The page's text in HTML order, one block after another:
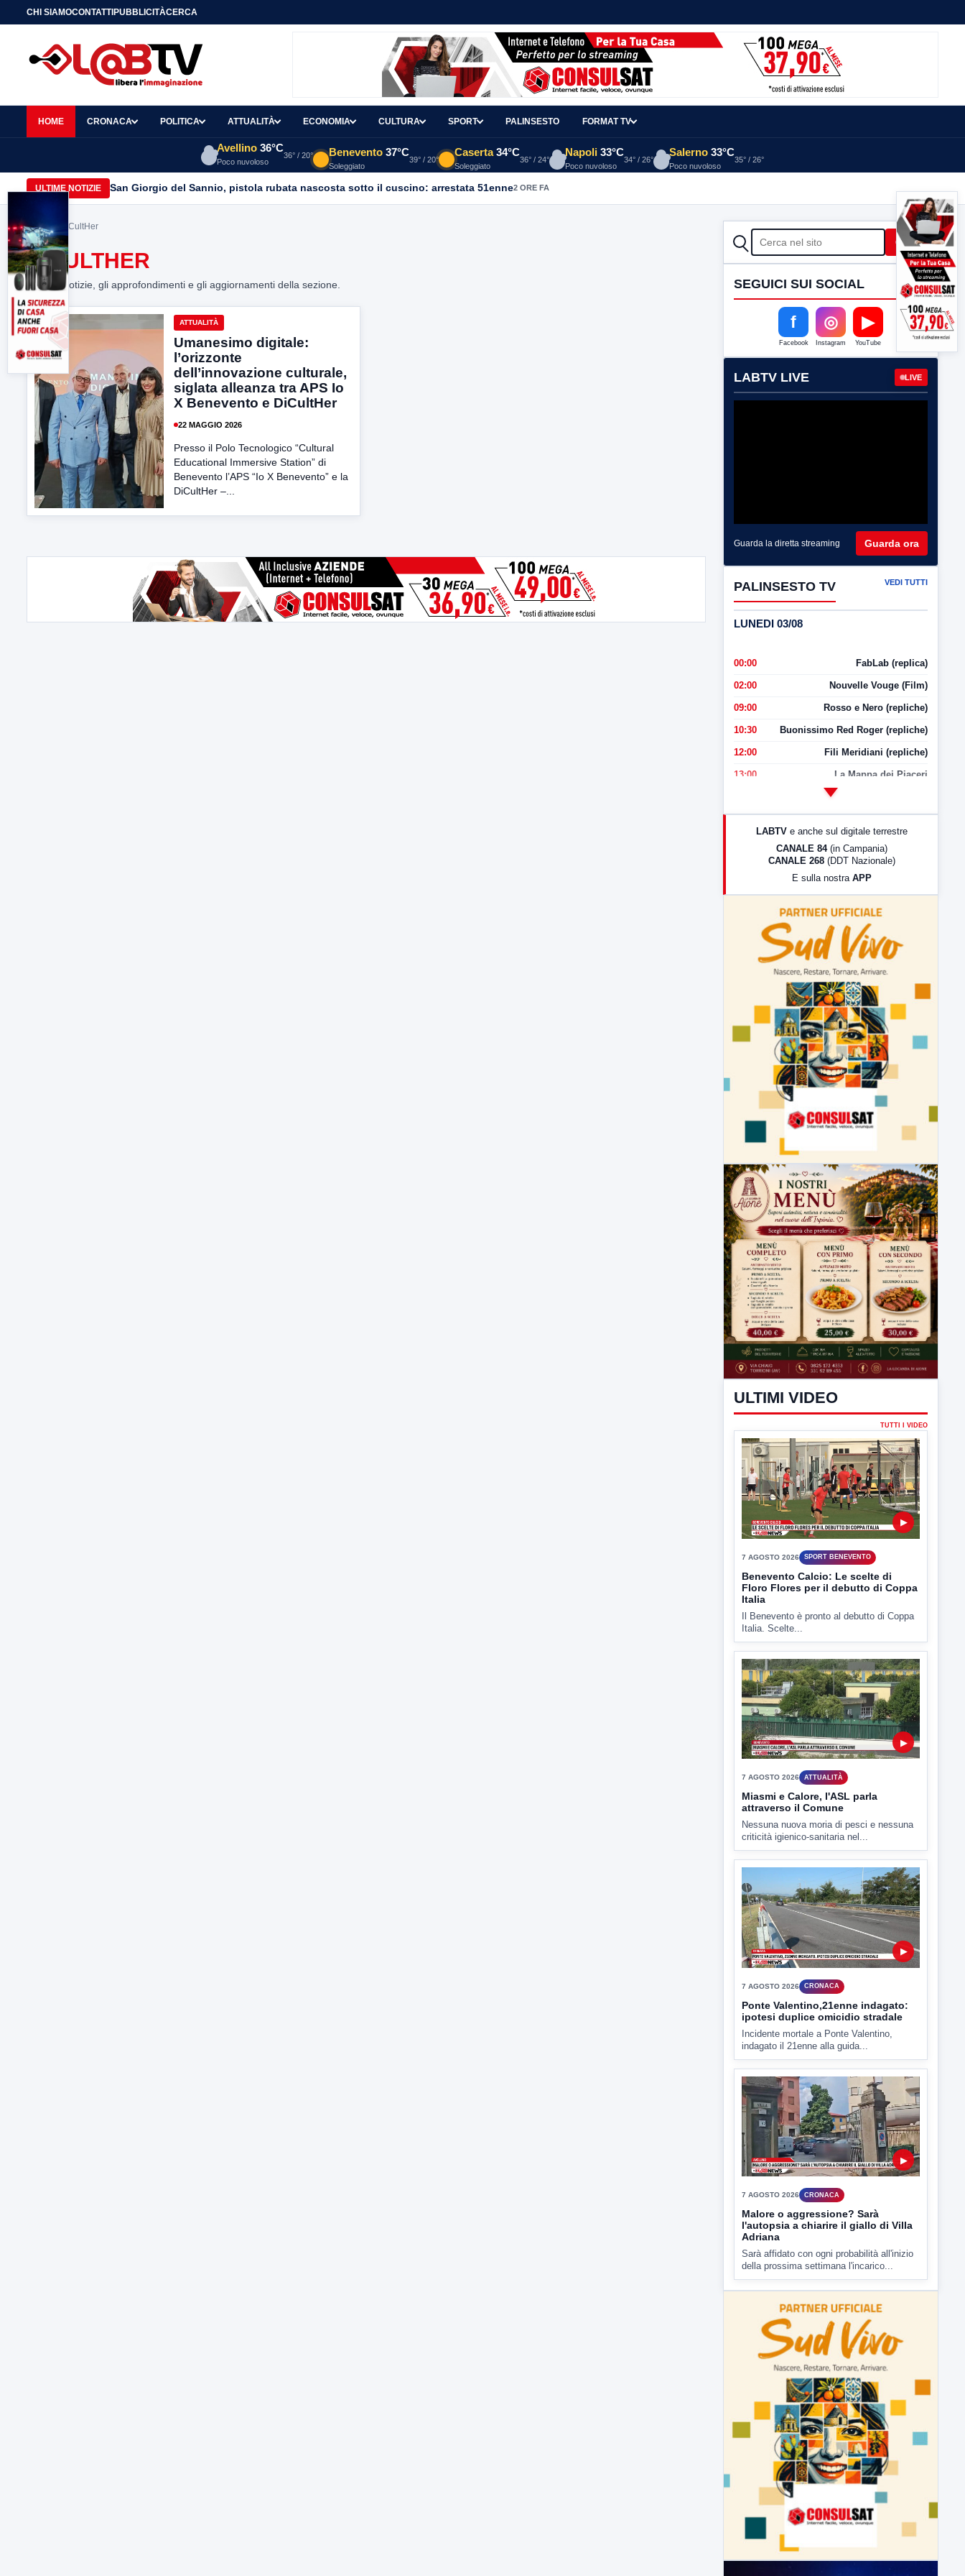
CHI SIAMOCONTATTIPUBBLICITÀCERCA
HOME CRONACA POLITICA ATTUALITÀ ECONOMIA CULTURA SPORT PALINSESTO FORMAT TV
Avellino 36°C
Poco nuvoloso
36° / 20° Benevento 37°C
Soleggiato
39° / 20°
Caserta 34°C
Soleggiato
36° / 24°
Napoli 33°C
Poco nuvoloso
34° / 26°
Salerno 33°C
Poco nuvoloso
35° / 26°
ULTIME NOTIZIE San Giorgio del Sannio, pistola rubata nascosta sotto il cuscino: arrestata 51enne2 ORE FA
Home> DiCultHer
DICULTHER
Tutte le notizie, gli approfondimenti e gli aggiornamenti della sezione.
ATTUALITÀ
Umanesimo digitale:
l’orizzonte
dell’innovazione culturale,
siglata alleanza tra APS Io
X Benevento e DiCultHer
22 MAGGIO 2026
Presso il Polo Tecnologico “Cultural
Educational Immersive Station” di
Benevento l’APS “Io X Benevento” e la
DiCultHer –...
CERCA Cerca
SEGUICI SUI SOCIAL
f
Facebook
◎
Instagram
▶
YouTube
LABTV LIVE LIVE
Guarda la diretta streaming Guarda ora
PALINSESTO TV VEDI TUTTI
LUNEDI 03/08
00:00 FabLab (replica)
02:00 Nouvelle Vouge (Film)
09:00 Rosso e Nero (repliche)
10:30 Buonissimo Red Roger (repliche)
12:00 Fili Meridiani (repliche)
13:00 La Mappa dei Piaceri
LabNews (Diretta)
LabNews (replica)
LABTV e anche sul digitale terrestre
CANALE 84 (in Campania)
CANALE 268 (DDT Nazionale)
E sulla nostra APP
ULTIMI VIDEO
TUTTI I VIDEO
7 AGOSTO 2026 SPORT BENEVENTO
Benevento Calcio: Le scelte di
Floro Flores per il debutto di Coppa
Italia
Il Benevento è pronto al debutto di Coppa
Italia. Scelte...
▶
7 AGOSTO 2026 ATTUALITÀ
Miasmi e Calore, l'ASL parla
attraverso il Comune
Nessuna nuova moria di pesci e nessuna
criticità igienico-sanitaria nel...
▶
7 AGOSTO 2026 CRONACA
Ponte Valentino,21enne indagato:
ipotesi duplice omicidio stradale
Incidente mortale a Ponte Valentino,
indagato il 21enne alla guida...
7 AGOSTO 2026 CRONACA
Malore o aggressione? Sarà
l'autopsia a chiarire il giallo di Villa
Adriana
Sarà affidato con ogni probabilità all'inizio
della prossima settimana l'incarico...